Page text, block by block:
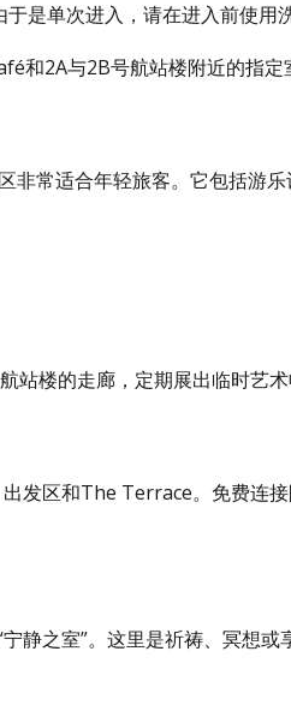
是单次进入，请在进入前使用洗
和2A与2B号航站楼附近的指定
常适合年轻旅客。它包括游
楼的走廊，定期展出临时艺术
发区和The Terrace。免费连
之室”。这里是祈祷、冥想或